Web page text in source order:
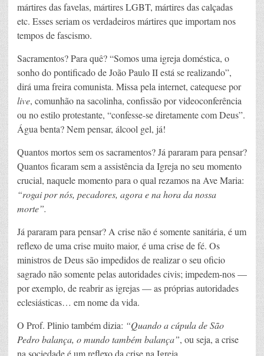
mártires das favelas, mártires LGBT, mártires das calçadas
etc. Esses seriam os verdadeiros mártires que importam nos
tempos de fascismo.
Sacramentos? Para quê? “Somos uma igreja doméstica, o
sonho do pontificado de João Paulo II está se realizando”,
dirá uma freira comunista. Missa pela internet, catequese por
live, comunhão na sacolinha, confissão por videoconferência
ou no estilo protestante, “confesse-se diretamente com Deus”.
Água benta? Nem pensar, álcool gel, já!
Quantos mortos sem os sacramentos? Já pararam para pensar?
Quantos ficaram sem a assistência da Igreja no seu momento
crucial, naquele momento para o qual rezamos na Ave Maria:
“rogai por nós, pecadores, agora e na hora da nossa
morte”.
Já pararam para pensar? A crise não é somente sanitária, é um
reflexo de uma crise muito maior, é uma crise de fé. Os
ministros de Deus são impedidos de realizar o seu oficio
sagrado não somente pelas autoridades civis; impedem-nos —
por exemplo, de reabrir as igrejas — as próprias autoridades
eclesiásticas… em nome da vida.
O Prof. Plinio também dizia: “Quando a cúpula de São
Pedro balança, o mundo também balança”, ou seja, a crise